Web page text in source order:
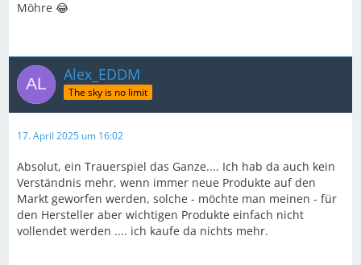
Möhre 😂
Alex_EDDM
The sky is no limit
17. April 2025 um 16:02
Absolut, ein Trauerspiel das Ganze.... Ich hab da auch kein
Verständnis mehr, wenn immer neue Produkte auf den
Markt geworfen werden, solche - möchte man meinen - für
den Hersteller aber wichtigen Produkte einfach nicht
vollendet werden .... ich kaufe da nichts mehr.